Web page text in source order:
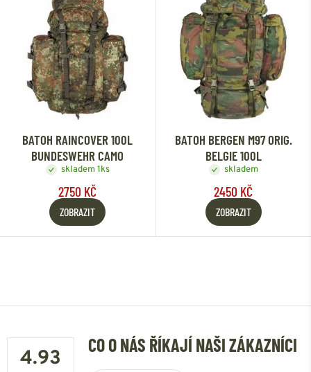
BATOH RAINCOVER 100L
BUNDESWEHR CAMO
skladem 1ks
2750 KČ
ZOBRAZIT
BATOH BERGEN M97 ORIG.
BELGIE 100L
skladem
2450 KČ
ZOBRAZIT
4.93
CO O NÁS ŘÍKAJÍ NAŠI ZÁKAZNÍCI